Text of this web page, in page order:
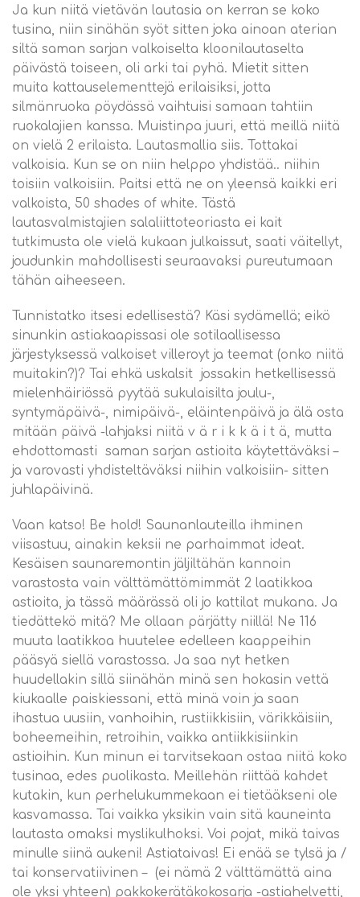
Ja kun niitä vietävän lautasia on kerran se koko
tusina, niin sinähän syöt sitten joka ainoan aterian
siltä saman sarjan valkoiselta kloonilautaselta
päivästä toiseen, oli arki tai pyhä. Mietit sitten
muita kattauselementtejä erilaisiksi, jotta
silmänruoka pöydässä vaihtuisi samaan tahtiin
ruokalajien kanssa. Muistinpa juuri, että meillä niitä
on vielä 2 erilaista. Lautasmallia siis. Tottakai
valkoisia. Kun se on niin helppo yhdistää.. niihin
toisiin valkoisiin. Paitsi että ne on yleensä kaikki eri
valkoista, 50 shades of white. Tästä
lautasvalmistajien salaliittoteoriasta ei kait
tutkimusta ole vielä kukaan julkaissut, saati väitellyt,
joudunkin mahdollisesti seuraavaksi pureutumaan
tähän aiheeseen.
Tunnistatko itsesi edellisestä? Käsi sydämellä; eikö
sinunkin astiakaapissasi ole sotilaallisessa
järjestyksessä valkoiset villeroyt ja teemat (onko niitä
muitakin?)? Tai ehkä uskalsit jossakin hetkellisessä
mielenhäiriössä pyytää sukulaisilta joulu-,
syntymäpäivä-, nimipäivä-, eläintenpäivä ja älä osta
mitään päivä -lahjaksi niitä v ä r i k k ä i t ä, mutta
ehdottomasti saman sarjan astioita käytettäväksi –
ja varovasti yhdisteltäväksi niihin valkoisiin- sitten
juhlapäivinä.
Vaan katso! Be hold! Saunanlauteilla ihminen
viisastuu, ainakin keksii ne parhaimmat ideat.
Kesäisen saunaremontin jäljiltähän kannoin
varastosta vain välttämättömimmät 2 laatikkoa
astioita, ja tässä määrässä oli jo kattilat mukana. Ja
tiedättekö mitä? Me ollaan pärjätty niillä! Ne 116
muuta laatikkoa huutelee edelleen kaappeihin
pääsyä siellä varastossa. Ja saa nyt hetken
huudellakin sillä siinähän minä sen hokasin vettä
kiukaalle paiskiessani, että minä voin ja saan
ihastua uusiin, vanhoihin, rustiikkisiin, värikkäisiin,
boheemeihin, retroihin, vaikka antiikkisiinkin
astioihin. Kun minun ei tarvitsekaan ostaa niitä koko
tusinaa, edes puolikasta. Meillehän riittää kahdet
kutakin, kun perhelukummekaan ei tietääkseni ole
kasvamassa. Tai vaikka yksikin vain sitä kauneinta
lautasta omaksi myslikulhoksi. Voi pojat, mikä taivas
minulle siinä aukeni! Astiataivas! Ei enää se tylsä ja /
tai konservatiivinen – (ei nämä 2 välttämättä aina
ole yksi yhteen) pakkokerätäkokosarja -astiahelvetti,